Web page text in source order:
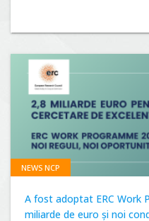
NEWS NCP
A fost adoptat ERC Work
miliarde de euro și noi